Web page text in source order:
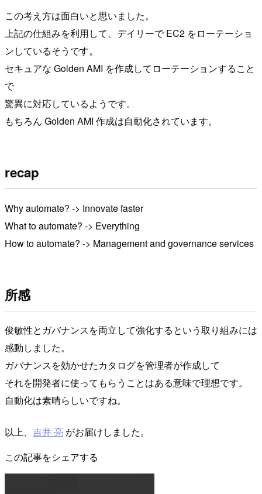
この考え方は面白いと思いました。
上記の仕組みを利用して、デイリーで EC2 をローテーショ
ンしているそうです。
セキュアな Golden AMI を作成してローテーションすること
で
驚異に対応しているようです。
もちろん Golden AMI 作成は自動化されています。
recap
Why automate? -> Innovate faster
What to automate? -> Everything
How to automate? -> Management and governance services
所感
俊敏性とガバナンスを両立して強化するという取り組みには
感動しました。
ガバナンスを効かせたカタログを管理者が作成して
それを開発者に使ってもらうことはある意味で理想です。
自動化は素晴らしいですね。
以上、 吉井 亮 がお届けしました。
この記事をシェアする